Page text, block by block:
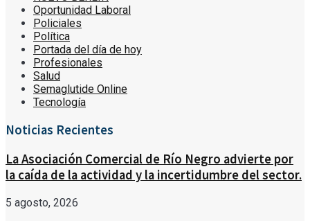
Oportunidad Laboral
Policiales
Política
Portada del día de hoy
Profesionales
Salud
Semaglutide Online
Tecnología
Noticias Recientes
La Asociación Comercial de Río Negro advierte por
la caída de la actividad y la incertidumbre del sector.
5 agosto, 2026